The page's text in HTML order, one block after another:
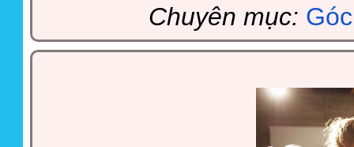
Chuyên mục: